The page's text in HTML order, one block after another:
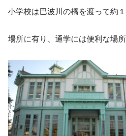
小学校は巴波川の橋を渡って約
場所に有り、通学には便利な場所